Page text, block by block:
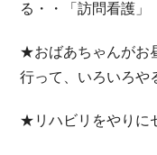
る・・「訪問看護」
★おばあちゃんがお
行って、いろいろや
★リハビリをやりに